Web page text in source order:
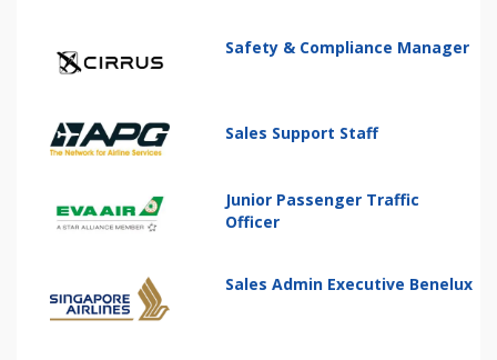
Safety & Compliance Manager
Sales Support Staff
Junior Passenger Traffic
Officer
Sales Admin Executive Benelux